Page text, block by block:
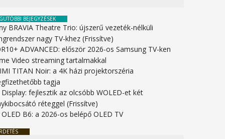
BEJEGYZÉSEK
BRAVIA Theatre Trio: újszerű vezeték-nélküli
nagy TV-khez (Frissítve)
ADVANCED: először 2026-os Samsung TV-ken
Video streaming tartalmakkal
TITAN Noir: a 4K házi projektorszéria
tagja
Display: fejlesztik az olcsóbb WOLED-et két
réteggel (Frissítve)
OLED B6: a 2026-os belépő OLED TV